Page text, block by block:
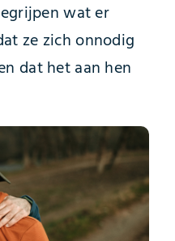
wat er
ze zich onnodig
dat het aan hen